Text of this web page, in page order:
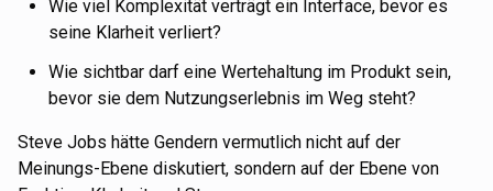
Wie viel Komplexität verträgt ein Interface, bevor es
seine Klarheit verliert?
Wie sichtbar darf eine Wertehaltung im Produkt sein,
bevor sie dem Nutzungserlebnis im Weg steht?
Steve Jobs hätte Gendern vermutlich nicht auf der
Meinungs-Ebene diskutiert, sondern auf der Ebene von